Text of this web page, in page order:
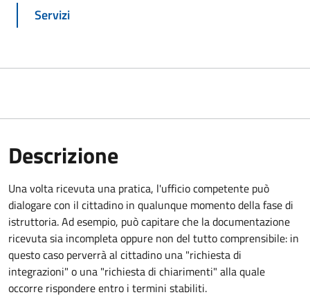
Servizi
Descrizione
Una volta ricevuta una pratica, l'ufficio competente può
dialogare con il cittadino in qualunque momento della fase di
istruttoria. Ad esempio, può capitare che la documentazione
ricevuta sia incompleta oppure non del tutto comprensibile: in
questo caso perverrà al cittadino una "richiesta di
integrazioni" o una "richiesta di chiarimenti" alla quale
occorre rispondere entro i termini stabiliti.